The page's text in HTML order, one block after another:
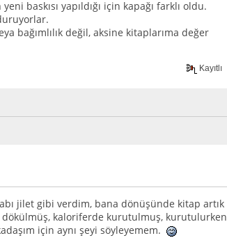
baskısı yapıldığı için kapağı farklı oldu.
bağımlılık değil, aksine kitaplarıma değer
Kayıtlı
jilet gibi verdim, bana dönüşünde kitap artık
kaloriferde kurutulmuş, kurutulurken
için aynı şeyi söyleyemem.